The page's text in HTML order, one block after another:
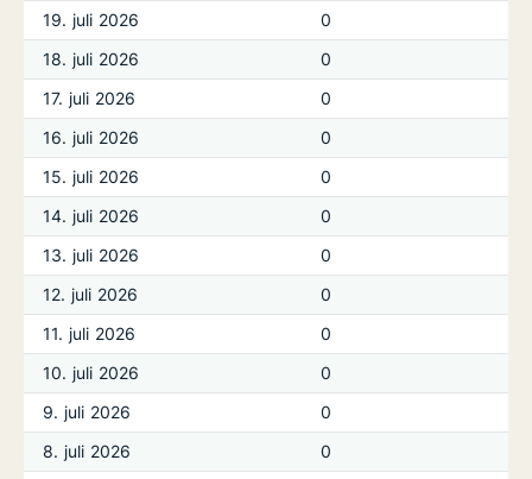
19. juli 2026
0
18. juli 2026
0
17. juli 2026
0
16. juli 2026
0
15. juli 2026
0
14. juli 2026
0
13. juli 2026
0
12. juli 2026
0
11. juli 2026
0
10. juli 2026
0
9. juli 2026
0
8. juli 2026
0